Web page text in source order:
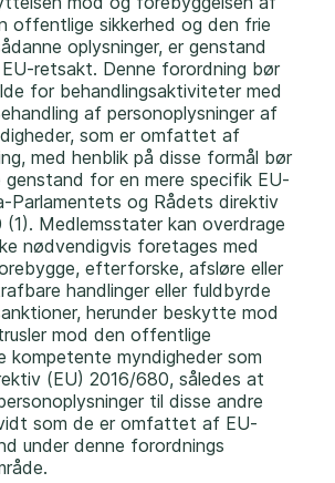
offentlige sikkerhed og den frie
oplysninger, er genstand
retsakt. Denne forordning bør
for behandlingsaktiviteter med
af personoplysninger af
som er omfattet af
med henblik på disse formål bør
for en mere specifik EU-
Parlamentets og Rådets direktiv
Medlemsstater kan overdrage
nødvendigvis foretages med
efterforske, afsløre eller
handlinger eller fuldbyrde
herunder beskytte mod
mod den offentlige
kompetente myndigheder som
(EU) 2016/680, således at
til disse andre
som de er omfattet af EU-
under denne forordnings